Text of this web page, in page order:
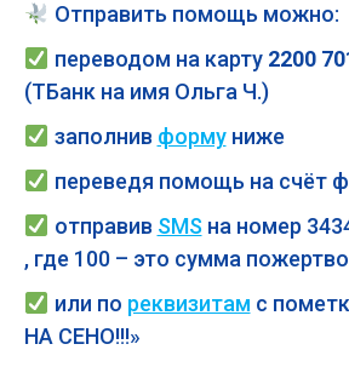
Отправить помощь можно:
переводом на карту 2200
(ТБанк на имя Ольга Ч.)
заполнив формуниже
переведя помощь на счёт
отправив SMS на номер
, где 100 – это сумма
или по реквизитам с
НА СЕНО!!!»